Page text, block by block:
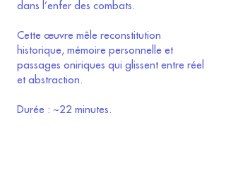
dans l’enfer des combats.
Cette œuvre mêle reconstitution
historique, mémoire personnelle et
passages oniriques qui glissent entre réel
et abstraction.
Durée : ~22 minutes.